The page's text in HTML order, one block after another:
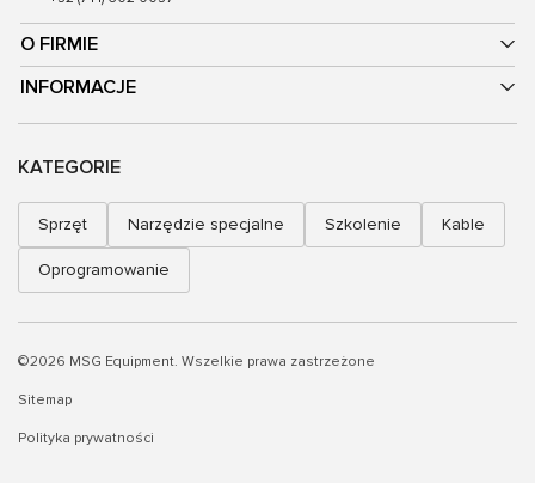
O FIRMIE
INFORMACJE
KATEGORIE
Sprzęt Narzędzie specjalne Szkolenie Kable
Oprogramowanie
©2026 MSG Equipment. Wszelkie prawa zastrzeżone
Sitemap
Polityka prywatności